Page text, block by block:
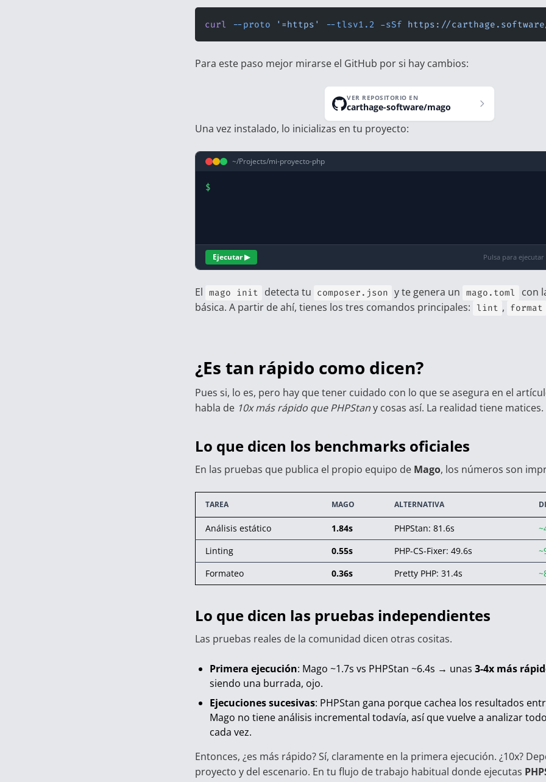
curl --proto '=https' --tlsv1.2 -sSf https://carthage.software/
Para este paso mejor mirarse el GitHub por si hay cambios:
VER REPOSITORIO EN
carthage-software/mago
Una vez instalado, lo inicializas en tu proyecto:
~/Projects/mi-proyecto-php
$
Ejecutar ▶ Pulsa para
El mago init detecta tu composer.json y te genera un mago.toml
con
básica. A partir de ahí, tienes los tres comandos principales:
lint , format
¿Es tan rápido como dicen?
Pues si, lo es, pero hay que tener cuidado con lo que se asegura en el
habla de 10x más rápido que PHPStany cosas así. La realidad tiene matices.
Lo que dicen los benchmarks oficiales
En las pruebas que publica el propio equipo de Mago, los números son
TAREA MAGO ALTERNATIVA
Análisis estático 1.84s PHPStan: 81.6s
Linting
0.55s PHP-CS-Fixer: 49.6s
Formateo
0.36s Pretty PHP: 31.4s
Lo que dicen las pruebas independientes
Las pruebas reales de la comunidad dicen otras cositas.
Primera ejecución: Mago ~1.7s vs PHPStan ~6.4s → unas 3-4x más
siendo una burrada, ojo.
Ejecuciones sucesivas: PHPStan gana porque cachea los resultados
Mago no tiene análisis incremental todavía, así que vuelve a analizar
cada vez.
Entonces, ¿es más rápido? Sí, claramente en la primera ejecución. ¿10x?
proyecto y del escenario. En tu flujo de trabajo habitual donde ejecutas